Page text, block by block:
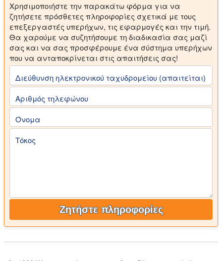
Χρησιμοποιήστε την παρακάτω φόρμα για να
ζητήσετε πρόσθετες πληροφορίες σχετικά με τους
επεξεργαστές υπερήχων, τις εφαρμογές και την τιμή.
Θα χαρούμε να συζητήσουμε τη διαδικασία σας μαζί
σας και να σας προσφέρουμε ένα σύστημα υπερήχων
που να ανταποκρίνεται στις απαιτήσεις σας!
Διεύθυνση ηλεκτρονικού ταχυδρομείου (απαιτείται)
Αριθμός τηλεφώνου
Όνομα
Τόκος
Ζητήστε πληροφορίες